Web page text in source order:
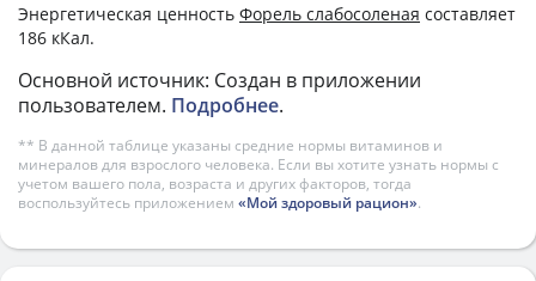
Энергетическая ценность Форель слабосоленая составляет
186 кКал.
Основной источник: Создан в приложении
пользователем. Подробнее.
** В данной таблице указаны средние нормы витаминов и
минералов для взрослого человека. Если вы хотите узнать нормы с
учетом вашего пола, возраста и других факторов, тогда
воспользуйтесь приложением «Мой здоровый рацион».